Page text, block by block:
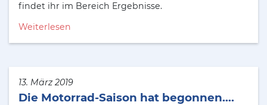
findet ihr im Bereich Ergebnisse.
Weiterlesen
13. März 2019
Die Motorrad-Saison hat begonnen….